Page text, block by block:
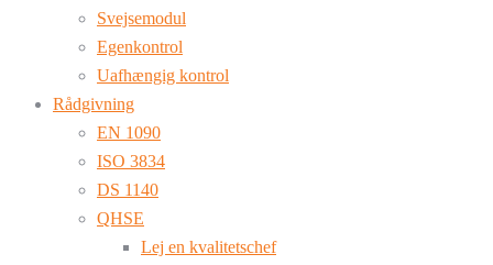
Svejsemodul
Egenkontrol
Uafhængig kontrol
Rådgivning
EN 1090
ISO 3834
DS 1140
QHSE
Lej en kvalitetschef